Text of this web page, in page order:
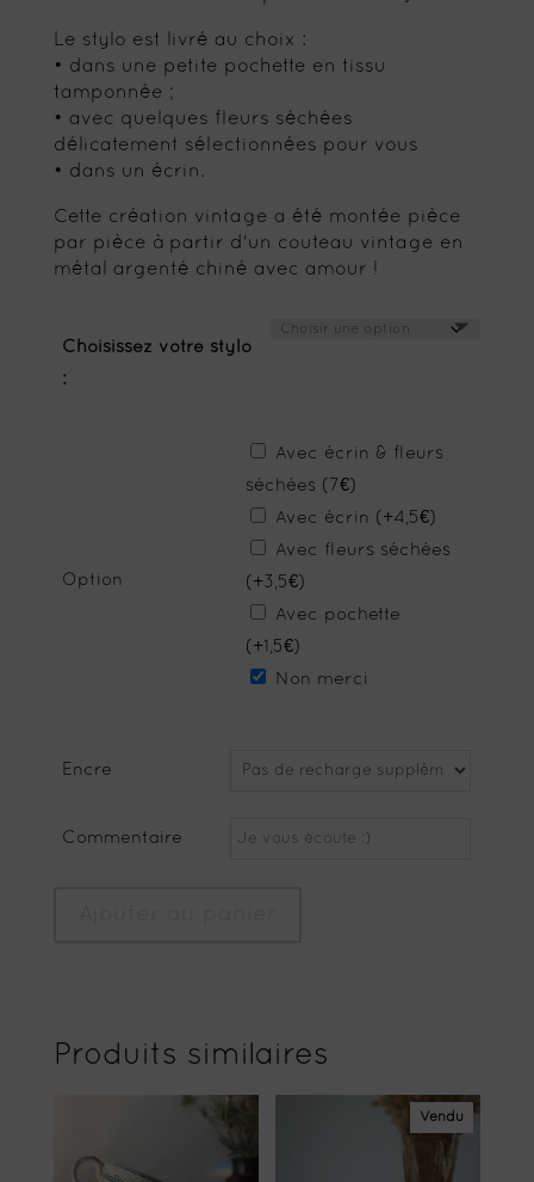
Le stylo est livré au choix :
• dans une petite pochette en tissu
tamponnée ;
• avec quelques fleurs séchées
délicatement sélectionnées pour vous
• dans un écrin.
Cette création vintage a été montée pièce
par pièce à partir d'un couteau vintage en
métal argenté chiné avec amour !
Choisissez votre stylo
:
Option
Avec écrin & fleurs
séchées (7€)
Avec écrin (+4,5€)
Avec fleurs séchées
(+3,5€)
Avec pochette
(+1,5€)
Non merci
Encre
Commentaire
Produits similaires
Vendu